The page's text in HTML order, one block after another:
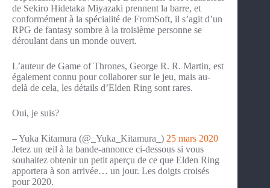
de Sekiro Hidetaka Miyazaki prennent la barre, et
conformément à la spécialité de FromSoft, il s’agit d’un
RPG de fantasy sombre à la troisième personne se
déroulant dans un monde ouvert.
L’auteur de Game of Thrones, George R. R. Martin, est
également connu pour collaborer sur le jeu, mais au-
delà de cela, les détails d’Elden Ring sont rares.
Oui, je suis?
– Yuka Kitamura (@_Yuka_Kitamura_) 25 mars 2020
Jetez un œil à la bande-annonce ci-dessous si vous
souhaitez obtenir un petit aperçu de ce que Elden Ring
apportera à son arrivée… un jour. Les doigts croisés
pour 2020.